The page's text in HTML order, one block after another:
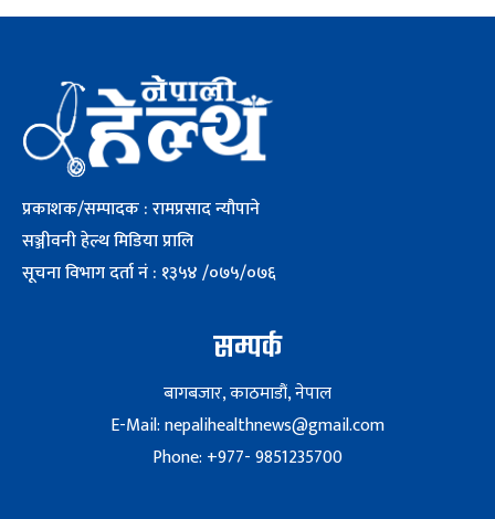
प्रकाशक/सम्पादक : रामप्रसाद न्यौपाने
सञ्जीवनी हेल्थ मिडिया प्रालि
सूचना विभाग दर्ता नं : १३५४ /०७५/०७६
सम्पर्क
बागबजार, काठमाडौं, नेपाल
E-Mail: nepalihealthnews@gmail.com
Phone: +977- 9851235700